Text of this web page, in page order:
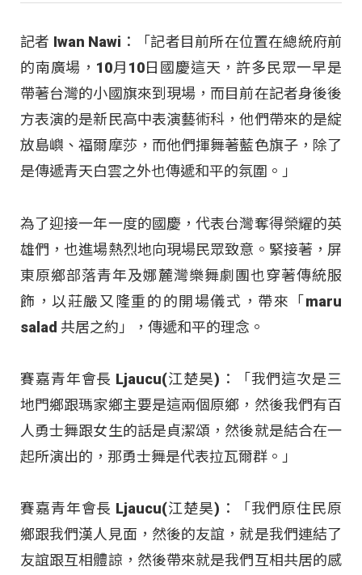
記者 Iwan Nawi：「記者目前所在位置在總統府前
的南廣場，10月10日國慶這天，許多民眾一早是
帶著台灣的小國旗來到現場，而目前在記者身後後
方表演的是新民高中表演藝術科，他們帶來的是綻
放島嶼、福爾摩莎，而他們揮舞著藍色旗子，除了
是傳遞青天白雲之外也傳遞和平的氛圍。」
為了迎接一年一度的國慶，代表台灣奪得榮耀的英
雄們，也進場熱烈地向現場民眾致意。緊接著，屏
東原鄉部落青年及娜麓灣樂舞劇團也穿著傳統服
飾，以莊嚴又隆重的的開場儀式，帶來「maru
salad 共居之約」，傳遞和平的理念。
賽嘉青年會長 Ljaucu(江楚昊)：「我們這次是三
地門鄉跟瑪家鄉主要是這兩個原鄉，然後我們有百
人勇士舞跟女生的話是貞潔頌，然後就是結合在一
起所演出的，那勇士舞是代表拉瓦爾群。」
賽嘉青年會長 Ljaucu(江楚昊)：「我們原住民原
鄉跟我們漢人見面，然後的友誼，就是我們連結了
友誼跟互相體諒，然後帶來就是我們互相共居的感